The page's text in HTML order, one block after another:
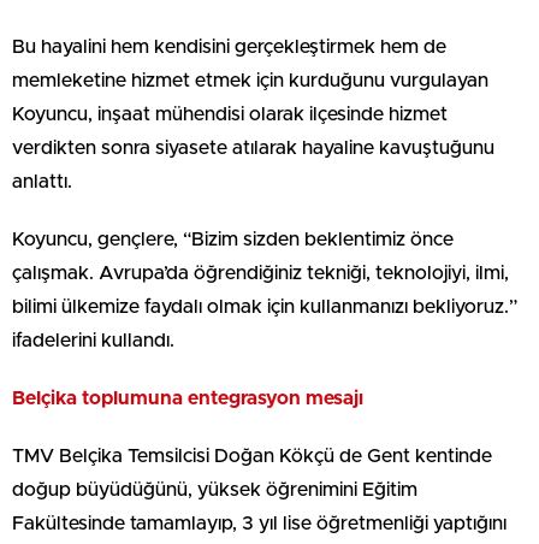
Bu hayalini hem kendisini gerçekleştirmek hem de
memleketine hizmet etmek için kurduğunu vurgulayan
Koyuncu, inşaat mühendisi olarak ilçesinde hizmet
verdikten sonra siyasete atılarak hayaline kavuştuğunu
anlattı.
Koyuncu, gençlere, “Bizim sizden beklentimiz önce
çalışmak. Avrupa’da öğrendiğiniz tekniği, teknolojiyi, ilmi,
bilimi ülkemize faydalı olmak için kullanmanızı bekliyoruz.”
ifadelerini kullandı.
Belçika toplumuna entegrasyon mesajı
TMV Belçika Temsilcisi Doğan Kökçü de Gent kentinde
doğup büyüdüğünü, yüksek öğrenimini Eğitim
Fakültesinde tamamlayıp, 3 yıl lise öğretmenliği yaptığını